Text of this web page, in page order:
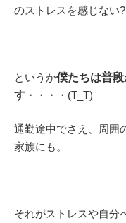
のストレスを感じない?
というか僕たちは普
す ・・・・(T_T)
通勤途中でさえ、周囲
家族にも。
それがストレスや自分